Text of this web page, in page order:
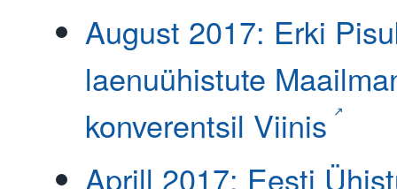
August 2017: Erki
laenuühistute
konverentsil Viinis
Aprill 2017: Eesti